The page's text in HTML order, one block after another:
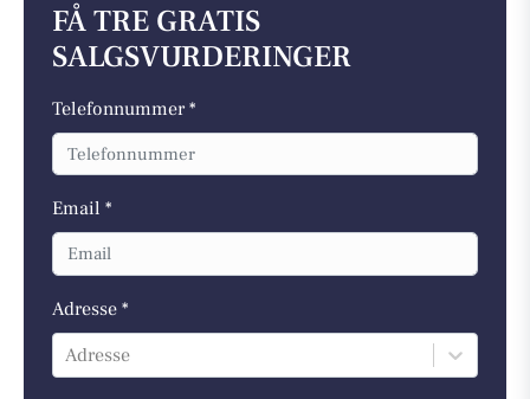
FÅ TRE GRATIS
SALGSVURDERINGER
Telefonnummer *
Email *
Adresse *
Adresse